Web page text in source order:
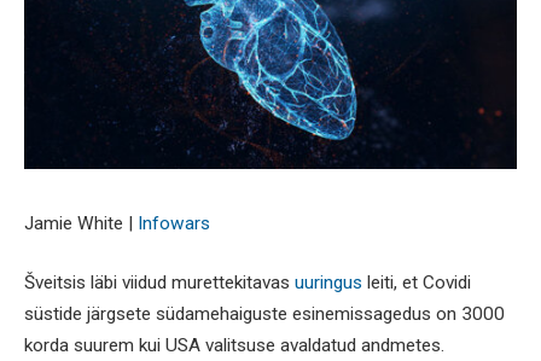
Jamie White | Infowars
Šveitsis läbi viidud murettekitavas uuringus leiti, et Covidi
süstide järgsete südamehaiguste esinemissagedus on 3000
korda suurem kui USA valitsuse avaldatud andmetes.